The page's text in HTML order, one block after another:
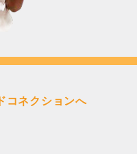
コネクションへ